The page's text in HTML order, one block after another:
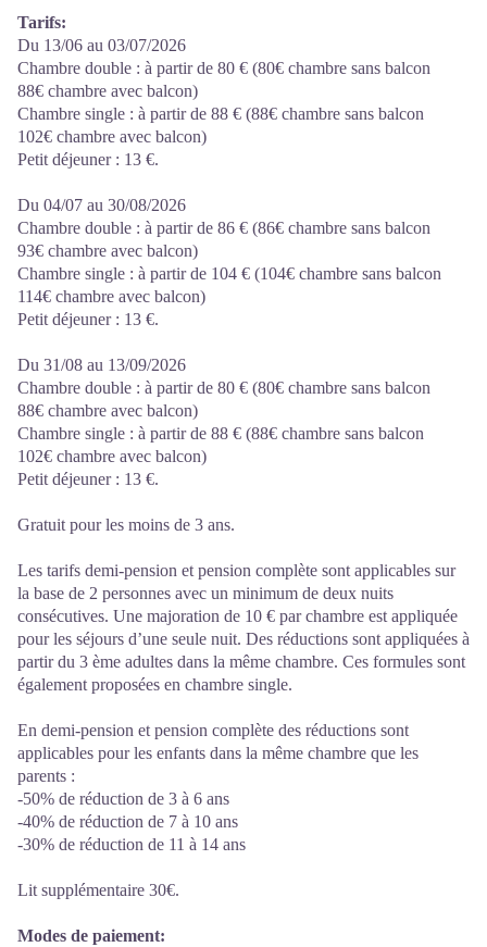
Tarifs:
Du 13/06 au 03/07/2026
Chambre double : à partir de 80 € (80€ chambre sans balcon
88€ chambre avec balcon)
Chambre single : à partir de 88 € (88€ chambre sans balcon
102€ chambre avec balcon)
Petit déjeuner : 13 €.
Du 04/07 au 30/08/2026
Chambre double : à partir de 86 € (86€ chambre sans balcon
93€ chambre avec balcon)
Chambre single : à partir de 104 € (104€ chambre sans balcon
114€ chambre avec balcon)
Petit déjeuner : 13 €.
Du 31/08 au 13/09/2026
Chambre double : à partir de 80 € (80€ chambre sans balcon
88€ chambre avec balcon)
Chambre single : à partir de 88 € (88€ chambre sans balcon
102€ chambre avec balcon)
Petit déjeuner : 13 €.
Gratuit pour les moins de 3 ans.
Les tarifs demi-pension et pension complète sont applicables sur
la base de 2 personnes avec un minimum de deux nuits
consécutives. Une majoration de 10 € par chambre est appliquée
pour les séjours d’une seule nuit. Des réductions sont appliquées à
partir du 3 ème adultes dans la même chambre. Ces formules sont
également proposées en chambre single.
En demi-pension et pension complète des réductions sont
applicables pour les enfants dans la même chambre que les
parents :
-50% de réduction de 3 à 6 ans
-40% de réduction de 7 à 10 ans
-30% de réduction de 11 à 14 ans
Lit supplémentaire 30€.
Modes de paiement: